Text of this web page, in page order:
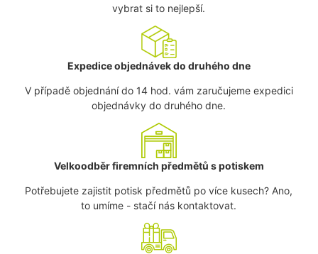
vybrat si to nejlepší.
Expedice objednávek do druhého dne
V případě objednání do 14 hod. vám zaručujeme expedici
objednávky do druhého dne.
Velkoodběr firemních předmětů s potiskem
Potřebujete zajistit potisk předmětů po více kusech? Ano,
to umíme - stačí nás kontaktovat.